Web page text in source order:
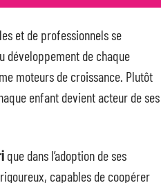
et de professionnels se
développement de chaque
moteurs de croissance. Plutôt
enfant devient acteur de ses
que dans l’adoption de ses
capables de coopérer